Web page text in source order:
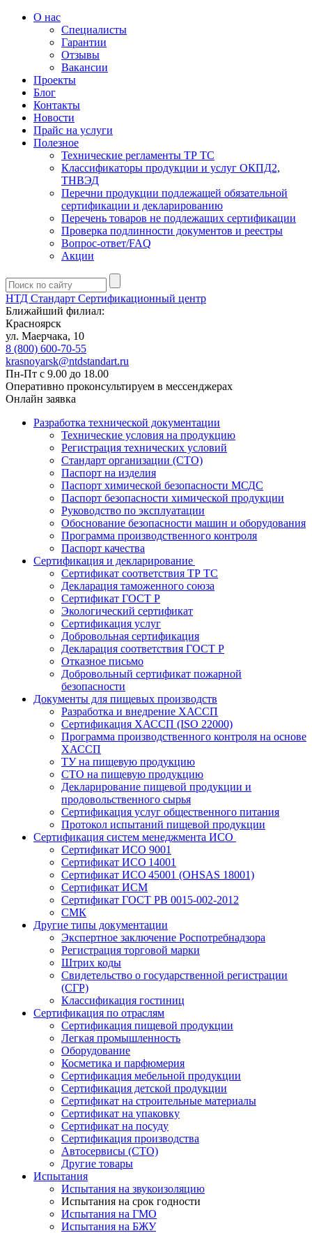
О нас
Специалисты
Гарантии
Отзывы
Вакансии
Проекты
Блог
Контакты
Новости
Прайс на услуги
Полезное
Технические регламенты ТР ТС
Классификаторы продукции и услуг ОКПД2,
ТНВЭД
Перечни продукции подлежащей обязательной
сертификации и декларированию
Перечень товаров не подлежащих сертификации
Проверка подлинности документов и реестры
Вопрос-ответ/FAQ
Акции
НТД Стандарт Сертификационный центр
Ближайший филиал:
Красноярск
ул. ​​​Маерчака, 10
8 (800) 600-70-55
krasnoyarsk@ntdstandart.ru
Пн-Пт с 9.00 до 18.00
Оперативно проконсультируем в мессенджерах
Онлайн заявка
Разработка технической документации
Технические условия на продукцию
Регистрация технических условий
Стандарт организации (СТО)
Паспорт на изделия
Паспорт химической безопасности МСДС
Паспорт безопасности химической продукции
Руководство по эксплуатации
Обоснование безопасности машин и оборудования
Программа производственного контроля
Паспорт качества
Сертификация и декларирование
Сертификат соответствия ТР ТС
Декларация таможенного союза
Сертификат ГОСТ Р
Экологический сертификат
Сертификация услуг
Добровольная сертификация
Декларация соответствия ГОСТ Р
Отказное письмо
Добровольный сертификат пожарной
безопасности
Документы для пищевых производств
Разработка и внедрение ХАССП
Сертификация ХАССП (ISO 22000)
Программа производственного контроля на основе
ХАССП
ТУ на пищевую продукцию
СТО на пищевую продукцию
Декларирование пищевой продукции и
продовольственного сырья
Сертификация услуг общественного питания
Протокол испытаний пищевой продукции
Сертификация систем менеджмента ИСО
Сертификат ИСО 9001
Сертификат ИСО 14001
Сертификат ИСО 45001 (OHSAS 18001)
Сертификат ИСМ
Сертификат ГОСТ РВ 0015-002-2012
СМК
Другие типы документации
Экспертное заключение Роспотребнадзора
Регистрация торговой марки
Штрих коды
Свидетельство о государственной регистрации
(СГР)
Классификация гостиниц
Сертификация по отраслям
Сертификация пищевой продукции
Легкая промышленность
Оборудование
Косметика и парфюмерия
Сертификация мебельной продукции
Сертификация детской продукции
Сертификат на строительные материалы
Сертификат на упаковку
Сертификат на посуду
Сертификация производства
Автосервисы (СТО)
Другие товары
Испытания
Испытания на звукоизоляцию
Испытания на срок годности
Испытания на ГМО
Испытания на БЖУ